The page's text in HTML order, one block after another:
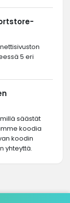
5 eri
säästät
koodia
koodin
yhteyttä.